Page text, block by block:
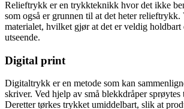
Relieftrykk er en trykkteknikk hvor det ikke
som også er grunnen til at det heter
materialet, hvilket gjør at det er veldig holdbart
utseende.
Digital print
Digitaltrykk er en metode som kan
skriver. Ved hjelp av små blekkdråper
Deretter tørkes trykket umiddelbart, slik at